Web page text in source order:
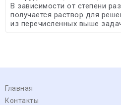
В зависимости от степени
получается раствор для
из перечисленных выше
Главная
Контакты